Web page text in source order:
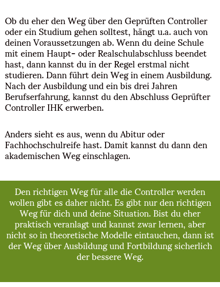
Ob du eher den Weg über den Geprüften Controller
oder ein Studium gehen solltest, hängt u.a. auch von
deinen Voraussetzungen ab. Wenn du deine Schule
mit einem Haupt- oder Realschulabschluss beendet
hast, dann kannst du in der Regel erstmal nicht
studieren. Dann führt dein Weg in einem Ausbildung.
Nach der Ausbildung und ein bis drei Jahren
Berufserfahrung, kannst du den Abschluss Geprüfter
Controller IHK erwerben.
Anders sieht es aus, wenn du Abitur oder
Fachhochschulreife hast. Damit kannst du dann den
akademischen Weg einschlagen.
Den richtigen Weg für alle die Controller werden
wollen gibt es daher nicht. Es gibt nur den richtigen
Weg für dich und deine Situation. Bist du eher
praktisch veranlagt und kannst zwar lernen, aber
nicht so in theoretische Modelle eintauchen, dann ist
der Weg über Ausbildung und Fortbildung sicherlich
der bessere Weg.